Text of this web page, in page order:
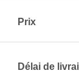
Prix
Délai de